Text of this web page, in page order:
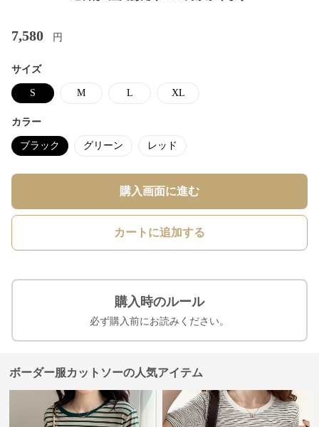
7,580 円
サイズ
S M L XL
カラー
ブラック グリーン レッド
購入画面に進む
カートに追加する
購入時のルール
必ず購入前にお読みください。
ボーダー服カットソーの人気アイテム